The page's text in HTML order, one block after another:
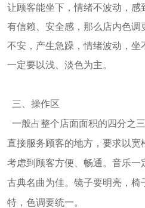
让顾客能坐下，情绪不波动，
有信赖、安全感，那么店内色调
不安，产生急躁，情绪波动，坐
一定要以浅、淡色为主。
三 、操作区
一般占整个店面面积的四分之
直接服务顾客的地方，要求以
考虑到顾客方便、畅通。音乐一
古典名曲为佳。镜子要明亮，椅
特，色调要统一。